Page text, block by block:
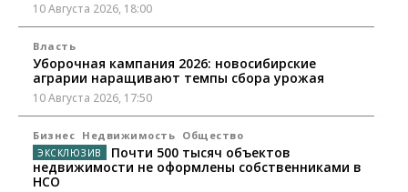
10 Августа 2026, 18:00
Власть
Уборочная кампания 2026: новосибирские
аграрии наращивают темпы сбора урожая
10 Августа 2026, 17:50
Бизнес Недвижимость Общество
Почти 500 тысяч объектов
недвижимости не оформлены собственниками в
НСО